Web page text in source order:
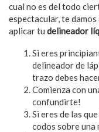
cual no es del todo
espectacular, te
aplicar tu delineador
Si eres
delineador de
trazo debes
Comienza con
confundirte!
Si eres de las
codos sobre una